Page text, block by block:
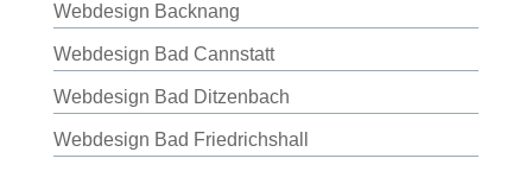
Webdesign Backnang
Webdesign Bad Cannstatt
Webdesign Bad Ditzenbach
Webdesign Bad Friedrichshall